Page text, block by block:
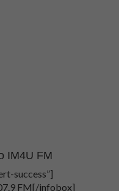
IM4U FM
success”]
FM[/infobox]